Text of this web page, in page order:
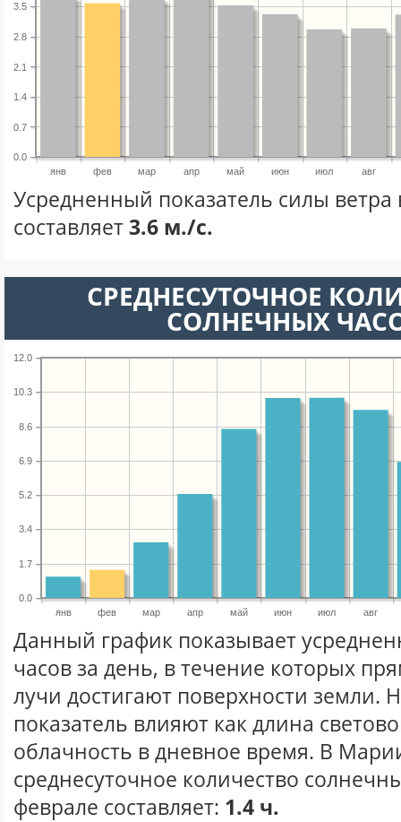
янв фев мар апр май июн июл авг
0.0
0.7
1.4
2.1
2.8
3.5
Усредненный показатель силы ветра
составляет3.6 м./с.
СРЕДНЕСУТОЧНОЕ
СОЛНЕЧНЫХ
янв фев мар апр май июн июл авг
0.0
1.7
3.4
5.2
6.9
8.6
10.3
12.0
Данный график показывает
часов за день, в течение которых
лучи достигают поверхности земли.
показатель влияют как длина
облачность в дневное время. В
среднесуточное количество
феврале составляет: 1.4 ч.